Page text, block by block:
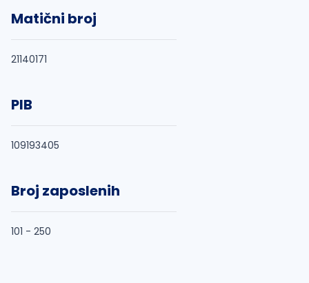
Matični broj
21140171
PIB
109193405
Broj zaposlenih
101 - 250